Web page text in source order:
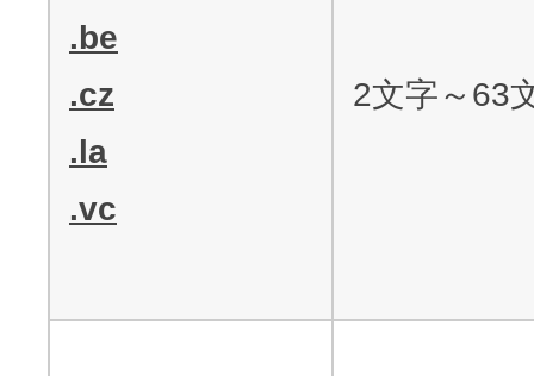
.be
.cz
.la
.vc
2文字～63